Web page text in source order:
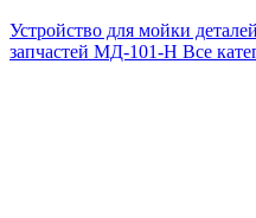
Устройство для мойки
запчастей МД-101-Н Все